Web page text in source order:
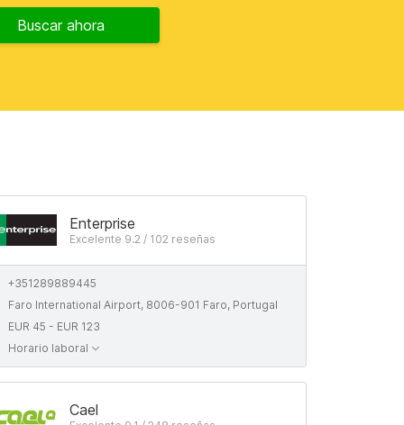
Buscar ahora
Enterprise
Excelente 9.2 / 102 reseñas
+351289889445
Faro International Airport, 8006-901 Faro, Portugal
EUR 45 - EUR 123
Horario laboral
Cael